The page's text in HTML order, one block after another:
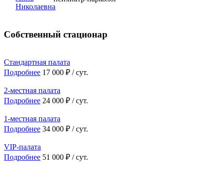
Собственный стационар
Стандартная палата
Подробнее 17 000 ₽ / сут.
2-местная палата
Подробнее 24 000 ₽ / сут.
1-местная палата
Подробнее 34 000 ₽ / сут.
VIP-палата
Подробнее 51 000 ₽ / сут.